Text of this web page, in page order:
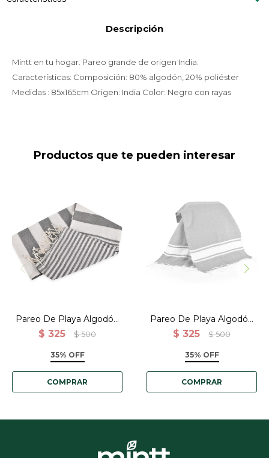
Descripción
Mintt en tu hogar. Pareo grande de origen India.
Características: Composición: 80% algodón, 20% poliéster
Medidas : 85x165cm Origen: India Color: Negro con rayas
Productos que te pueden interesar
Pareo 90X180 Gris con
rayas
Pareo De Playa Algodón
India - Gris con rayas
$ 325 $ 500
35% OFF
Pareo 90X180 Gris con
guarda
Pareo De Playa Algodón
India - Gris con guarda
$ 325 $ 500
35% OFF